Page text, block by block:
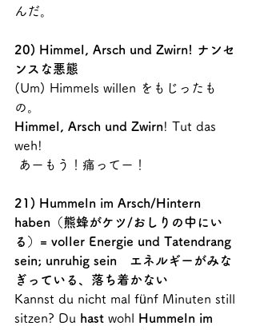
んだ。
20) Himmel, Arsch und Zwirn! ナンセ
ンスな悪態
(Um) Himmels willen をもじったも
の。
Himmel, Arsch und Zwirn! Tut das
weh!
あーもう！痛ってー！
21) Hummeln im Arsch/Hintern
haben（熊蜂がケツ/おしりの中にい
る）= voller Energie und Tatendrang
sein; unruhig sein　エネルギーがみな
ぎっている、落ち着かない
Kannst du nicht mal fünf Minuten still
sitzen? Du hast wohl Hummeln im